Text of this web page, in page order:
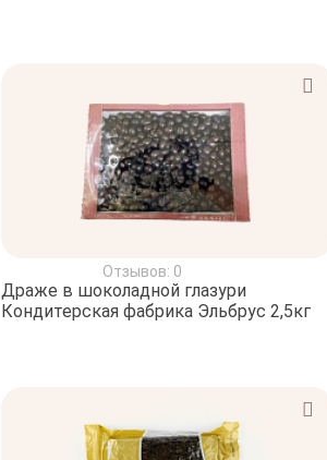
Отзывов: 0
Драже в шоколадной глазури
Кондитерская фабрика Эльбрус 2,5кг